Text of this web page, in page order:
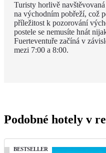
Turisty horlivě
na východním pobřeží, což
příležitost k pozorování
postele se nemusíte hnát
Fuerteventuře začíná v
mezi 7:00 a 8:00.
Podobné hotely v
BESTSELLER